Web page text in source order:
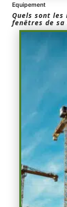
Equipement
Quels sont
fenêtres de sa